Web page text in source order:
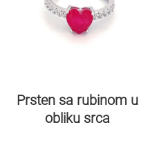
Prsten sa rubinom u
obliku srca